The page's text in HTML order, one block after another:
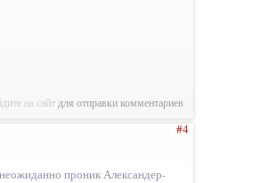
на сайт для отправки комментариев
#4
проник Александер-